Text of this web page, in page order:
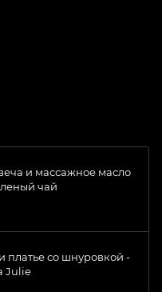
и массажное масло
чай
платье со шнуровкой -
Julie